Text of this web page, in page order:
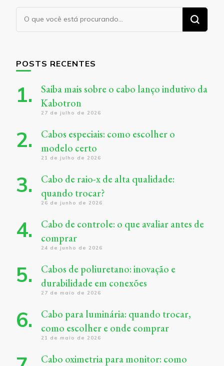
Procurando
algo?
POSTS RECENTES
Saiba mais sobre o cabo lanço indutivo da
Kabotron
27 de julho de 2026
Cabos especiais: como escolher o
modelo certo
21 de julho de 2026
Cabo de raio-x de alta qualidade:
quando trocar?
26 de junho de 2026
Cabo de controle: o que avaliar antes de
comprar
24 de junho de 2026
Cabos de poliuretano: inovação e
durabilidade em conexões
27 de maio de 2026
Cabo para luminária: quando trocar,
como escolher e onde comprar
21 de maio de 2026
Cabo oximetria para monitor: como